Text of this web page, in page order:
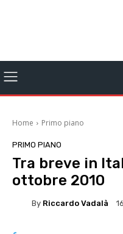
Home Primo piano
PRIMO PIANO
Tra breve in
ottobre 2010
By Riccardo Vadalà